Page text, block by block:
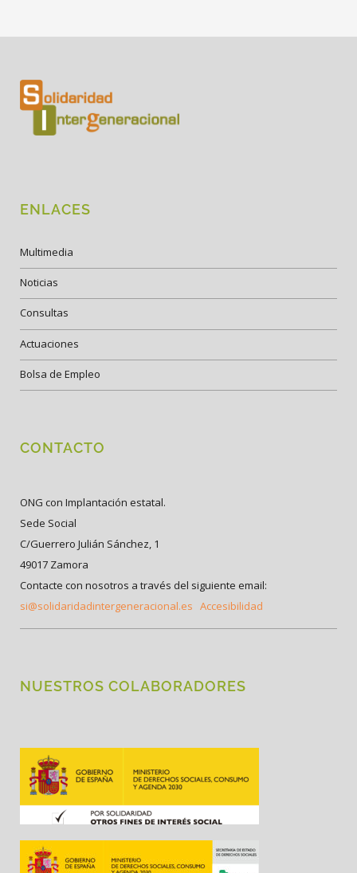
ENLACES
Multimedia
Noticias
Consultas
Actuaciones
Bolsa de Empleo
CONTACTO
ONG con Implantación estatal.
Sede Social
C/Guerrero Julián Sánchez, 1
49017 Zamora
Contacte con nosotros a través del siguiente email:
si@solidaridadintergeneracional.es Accesibilidad
NUESTROS COLABORADORES